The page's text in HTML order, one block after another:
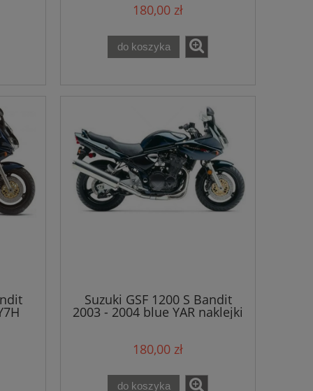
180,00 zł
do koszyka
Suzuki GSF 1200 S Bandit
2003 - 2004 blue YAR naklejki
180,00 zł
do koszyka